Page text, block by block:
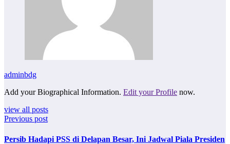
adminbdg
Add your Biographical Information. Edit your Profile now.
view all posts
Previous post
Persib Hadapi PSS di Delapan Besar, Ini Jadwal Piala Presiden